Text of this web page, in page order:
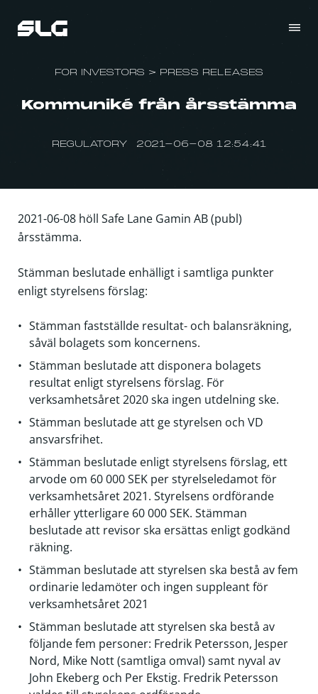
FOR INVESTORS > PRESS RELEASES
Kommuniké från årsstämma
REGULATORY 2021-06-08 12:54:41
2021-06-08 höll Safe Lane Gamin AB (publ)
årsstämma.
Stämman beslutade enhälligt i samtliga punkter
enligt styrelsens förslag:
Stämman fastställde resultat- och balansräkning,
såväl bolagets som koncernens.
Stämman beslutade att disponera bolagets
resultat enligt styrelsens förslag. För
verksamhetsåret 2020 ska ingen utdelning ske.
Stämman beslutade att ge styrelsen och VD
ansvarsfrihet.
Stämman beslutade enligt styrelsens förslag, ett
arvode om 60 000 SEK per styrelseledamot för
verksamhetsåret 2021. Styrelsens ordförande
erhåller ytterligare 60 000 SEK. Stämman
beslutade att revisor ska ersättas enligt godkänd
räkning.
Stämman beslutade att styrelsen ska bestå av fem
ordinarie ledamöter och ingen suppleant för
verksamhetsåret 2021
Stämman beslutade att styrelsen ska bestå av
följande fem personer: Fredrik Petersson, Jesper
Nord, Mike Nott (samtliga omval) samt nyval av
John Ekeberg och Per Ekstig. Fredrik Petersson